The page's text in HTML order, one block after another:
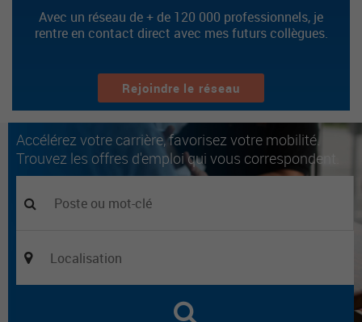
Avec un réseau de + de 120 000 professionnels, je
rentre en contact direct avec mes futurs collègues.
Rejoindre le réseau
Accélérez votre carrière, favorisez votre mobilité.
Trouvez les offres d'emploi qui vous correspondent.